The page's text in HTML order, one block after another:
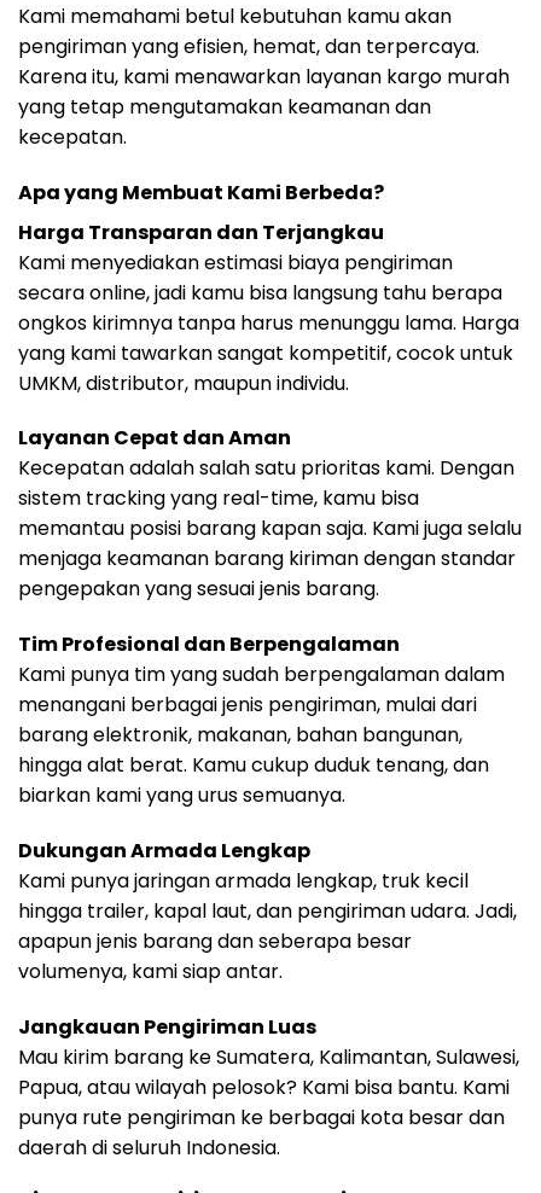
Kami memahami betul kebutuhan kamu akan
pengiriman yang efisien, hemat, dan terpercaya.
Karena itu, kami menawarkan layanan kargo murah
yang tetap mengutamakan keamanan dan
kecepatan.
Apa yang Membuat Kami Berbeda?
Harga Transparan dan Terjangkau
Kami menyediakan estimasi biaya pengiriman
secara online, jadi kamu bisa langsung tahu berapa
ongkos kirimnya tanpa harus menunggu lama. Harga
yang kami tawarkan sangat kompetitif, cocok untuk
UMKM, distributor, maupun individu.
Layanan Cepat dan Aman
Kecepatan adalah salah satu prioritas kami. Dengan
sistem tracking yang real-time, kamu bisa
memantau posisi barang kapan saja. Kami juga selalu
menjaga keamanan barang kiriman dengan standar
pengepakan yang sesuai jenis barang.
Tim Profesional dan Berpengalaman
Kami punya tim yang sudah berpengalaman dalam
menangani berbagai jenis pengiriman, mulai dari
barang elektronik, makanan, bahan bangunan,
hingga alat berat. Kamu cukup duduk tenang, dan
biarkan kami yang urus semuanya.
Dukungan Armada Lengkap
Kami punya jaringan armada lengkap, truk kecil
hingga trailer, kapal laut, dan pengiriman udara. Jadi,
apapun jenis barang dan seberapa besar
volumenya, kami siap antar.
Jangkauan Pengiriman Luas
Mau kirim barang ke Sumatera, Kalimantan, Sulawesi,
Papua, atau wilayah pelosok? Kami bisa bantu. Kami
punya rute pengiriman ke berbagai kota besar dan
daerah di seluruh Indonesia.